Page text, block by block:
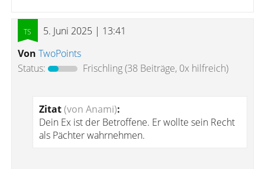
5. Juni 2025 | 13:41
Von TwoPoints
Status:
Frischling(38 Beiträge, 0x hilfreich)
Zitat(von Anami):
Dein Ex ist der Betroffene. Er wollte sein Recht
als Pächter wahrnehmen.